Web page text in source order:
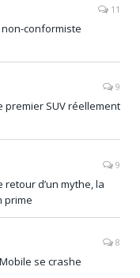
11
conformiste
9
premier SUV réellement
9
retour d’un mythe, la
prime
8
se crashe